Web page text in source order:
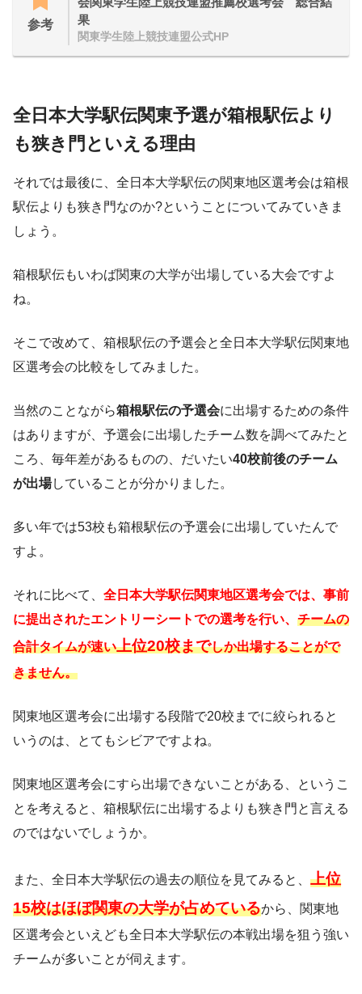
参考
果
関東学生陸上競技連盟公式HP
全日本大学駅伝関東予選が箱根駅伝より
も狭き門といえる理由
それでは最後に、全日本大学駅伝の関東地区選考会は箱根
駅伝よりも狭き門なのか?ということについてみていきま
しょう。
箱根駅伝もいわば関東の大学が出場している大会ですよ
ね。
そこで改めて、箱根駅伝の予選会と全日本大学駅伝関東地
区選考会の比較をしてみました。
当然のことながら箱根駅伝の予選会に出場するための条件
はありますが、予選会に出場したチーム数を調べてみたと
ころ、毎年差があるものの、だいたい40校前後のチーム
が出場していることが分かりました。
多い年では53校も箱根駅伝の予選会に出場していたんで
すよ。
それに比べて、 全日本大学駅伝関東地区選考会では、事前
に提出されたエントリーシートでの選考を行い、 チームの
合計タイムが速い上位20校までしか出場することがで
きません。
関東地区選考会に出場する段階で20校までに絞られると
いうのは、とてもシビアですよね。
関東地区選考会にすら出場できないことがある、というこ
とを考えると、箱根駅伝に出場するよりも狭き門と言える
のではないでしょうか。
また、全日本大学駅伝の過去の順位を見てみると、 上位
15校はほぼ関東の大学が占めているから、関東地
区選考会といえども全日本大学駅伝の本戦出場を狙う強い
チームが多いことが伺えます。